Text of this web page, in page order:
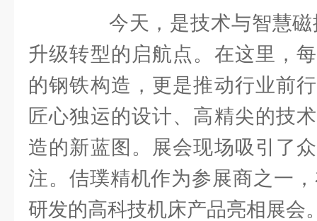
今天，是技术与智慧磁
升级转型的启航点。在这里，
的钢铁构造，更是推动行业前
匠心独运的设计、高精尖的技
造的新蓝图。展会现场吸引了
注。佶璞精机作为参展商之一
研发的高科技机床产品亮相展会